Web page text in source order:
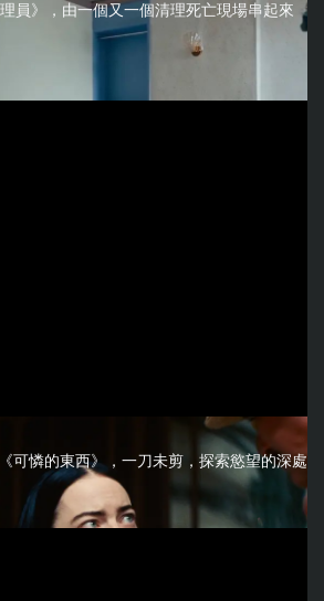
員》，由一個又一個清理死亡現場串起來
可憐的東西》，一刀未剪，探索慾望的深處